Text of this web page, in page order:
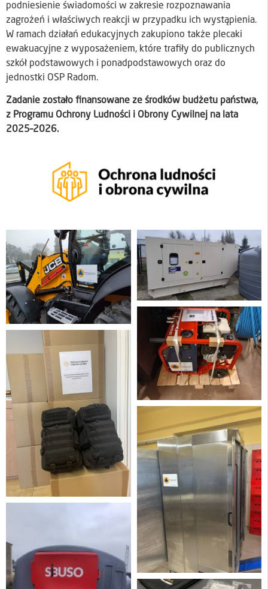
podniesienie świadomości w zakresie rozpoznawania
zagrożeń i właściwych reakcji w przypadku ich wystąpienia.
W ramach działań edukacyjnych zakupiono także plecaki
ewakuacyjne z wyposażeniem, które trafiły do publicznych
szkół podstawowych i ponadpodstawowych oraz do
jednostki OSP Radom.
Zadanie zostało finansowane ze środków budżetu państwa,
z Programu Ochrony Ludności i Obrony Cywilnej na lata
2025–2026.